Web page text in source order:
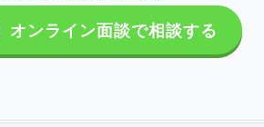
オンライン面談で相談する